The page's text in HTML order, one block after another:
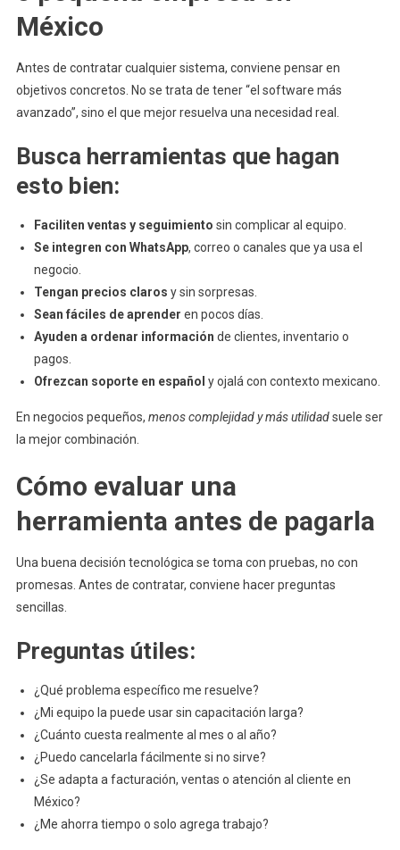
México
Antes de contratar cualquier sistema, conviene pensar en
objetivos concretos. No se trata de tener “el software más
avanzado”, sino el que mejor resuelva una necesidad real.
Busca herramientas que hagan
esto bien:
Faciliten ventas y seguimiento sin complicar al equipo.
Se integren con WhatsApp, correo o canales que ya usa el
negocio.
Tengan precios claros y sin sorpresas.
Sean fáciles de aprender en pocos días.
Ayuden a ordenar información de clientes, inventario o
pagos.
Ofrezcan soporte en español y ojalá con contexto mexicano.
En negocios pequeños, menos complejidad y más utilidadsuele ser
la mejor combinación.
Cómo evaluar una
herramienta antes de pagarla
Una buena decisión tecnológica se toma con pruebas, no con
promesas. Antes de contratar, conviene hacer preguntas
sencillas.
Preguntas útiles:
¿Qué problema específico me resuelve?
¿Mi equipo la puede usar sin capacitación larga?
¿Cuánto cuesta realmente al mes o al año?
¿Puedo cancelarla fácilmente si no sirve?
¿Se adapta a facturación, ventas o atención al cliente en
México?
¿Me ahorra tiempo o solo agrega trabajo?